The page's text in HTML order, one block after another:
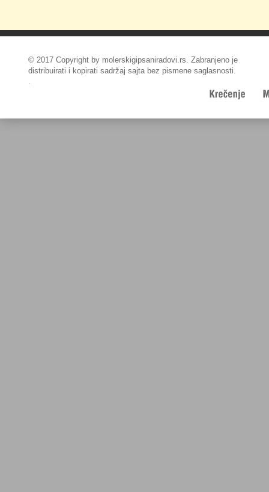
© 2017 Copyright by molerskigipsaniradovi.rs. Zabranjeno je
distribuirati i kopirati sadržaj sajta bez pismene saglasnosti.
.